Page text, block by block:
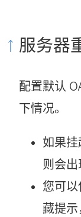
服务器
配置默认
下情况。
如果挂
则会出
您可以
藏提示